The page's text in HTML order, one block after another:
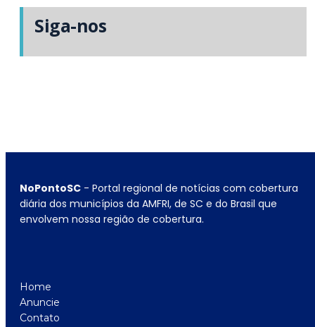
Siga-nos
NoPontoSC - Portal regional de notícias com cobertura
diária dos municípios da AMFRI, de SC e do Brasil que
envolvem nossa região de cobertura.
Home
Anuncie
Contato